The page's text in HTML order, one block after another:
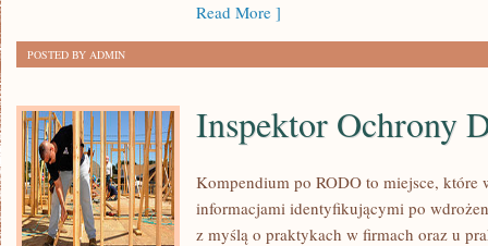
Read More ]
POSTED BY ADMIN
Inspektor Ochrony
Kompendium po RODO to miejsce, które
informacjami identyfikującymi po
z myślą o praktykach w firmach oraz u